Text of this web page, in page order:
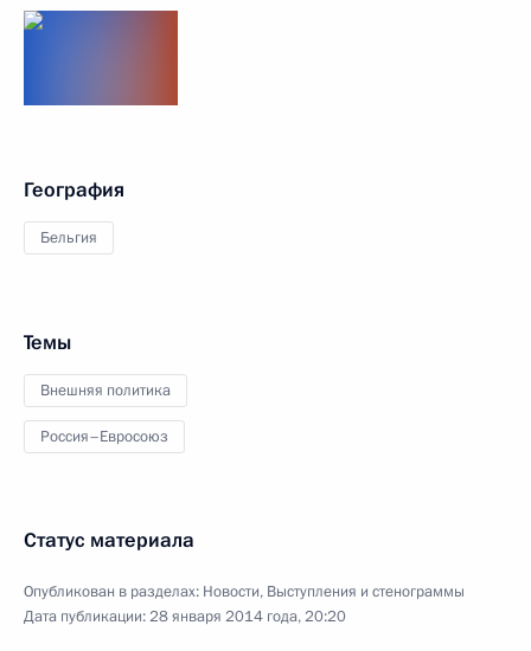
География
Бельгия
Темы
Внешняя политика
Россия–Евросоюз
Статус материала
Опубликован в разделах: Новости, Выступления и стенограммы
Дата публикации:28 января 2014 года, 20:20